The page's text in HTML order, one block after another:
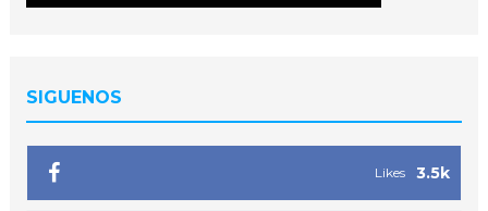
SIGUENOS
3.5k
Likes